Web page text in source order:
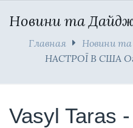
Новини та
Главная Новини
НАСТРОЇ В США
Vasyl Taras